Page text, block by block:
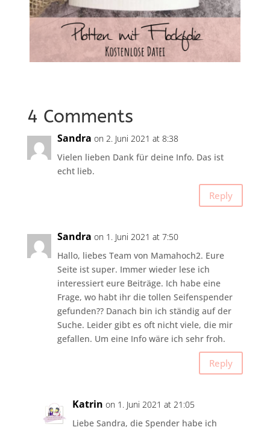
4 Comments
Sandra on 2. Juni 2021 at 8:38
Vielen lieben Dank für deine Info. Das ist
echt lieb.
Reply
Sandra on 1. Juni 2021 at 7:50
Hallo, liebes Team von Mamahoch2. Eure
Seite ist super. Immer wieder lese ich
interessiert eure Beiträge. Ich habe eine
Frage, wo habt ihr die tollen Seifenspender
gefunden?? Danach bin ich ständig auf der
Suche. Leider gibt es oft nicht viele, die mir
gefallen. Um eine Info wäre ich sehr froh.
Reply
Katrin on 1. Juni 2021 at 21:05
Liebe Sandra, die Spender habe ich